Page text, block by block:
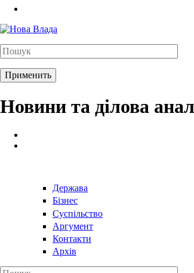
Новини та ділова
Держава
Бізнес
Суспільство
Аргумент
Контакти
Архів